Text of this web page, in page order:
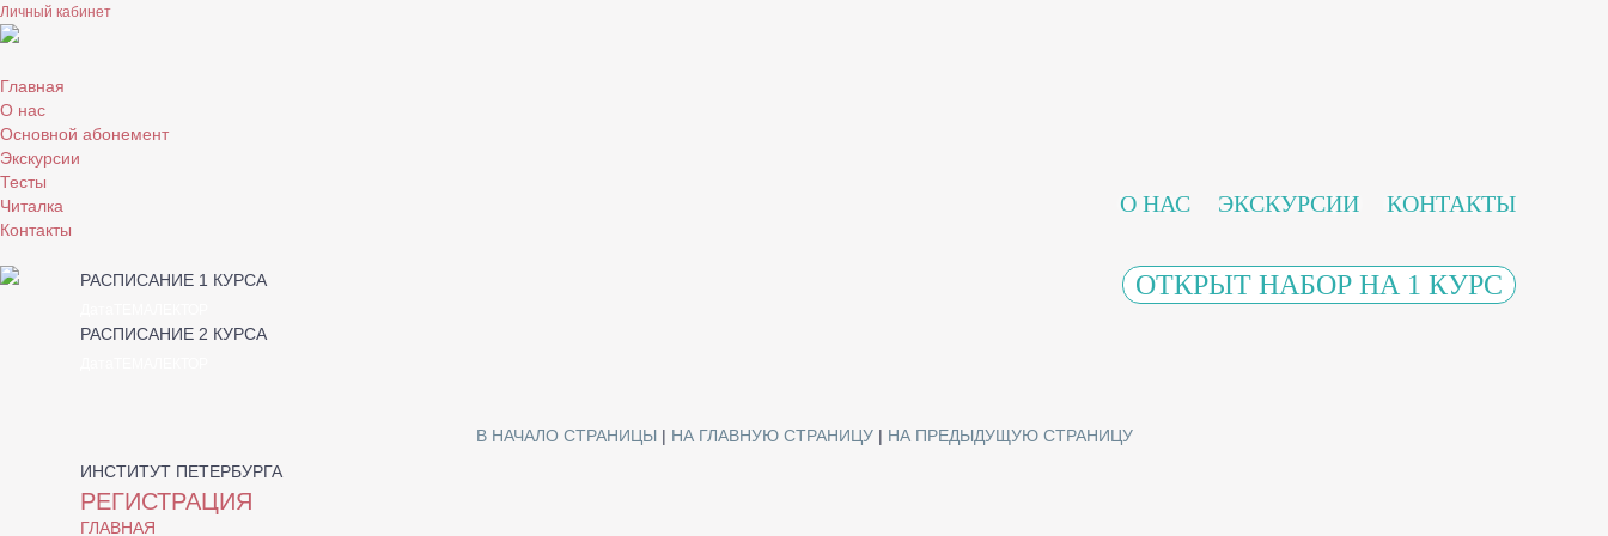
Личный кабинет
Главная
О нас
Основной абонемент
Экскурсии
Тесты
Читалка
Контакты
ОТКРЫТ НАБОР НА 1 КУРС
О НАС ЭКСКУРСИИ КОНТАКТЫ
РАСПИСАНИЕ 1 КУРСА
РАСПИСАНИЕ 2 КУРСА
В НАЧАЛО СТРАНИЦЫ| НА ГЛАВНУЮ СТРАНИЦУ| НА ПРЕДЫДУЩУЮ СТРАНИЦУ
ИНСТИТУТ ПЕТЕРБУРГА
РЕГИСТРАЦИЯ
ГЛАВНАЯ